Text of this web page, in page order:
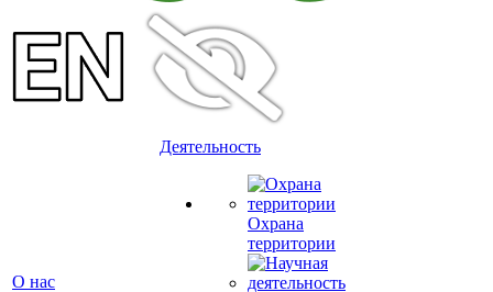
О нас
Деятельность
Охрана
территории